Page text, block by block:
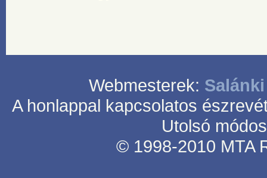
Webmesterek:
A honlappal kapcsolatos
Utolsó
© 1998-2010 MTA